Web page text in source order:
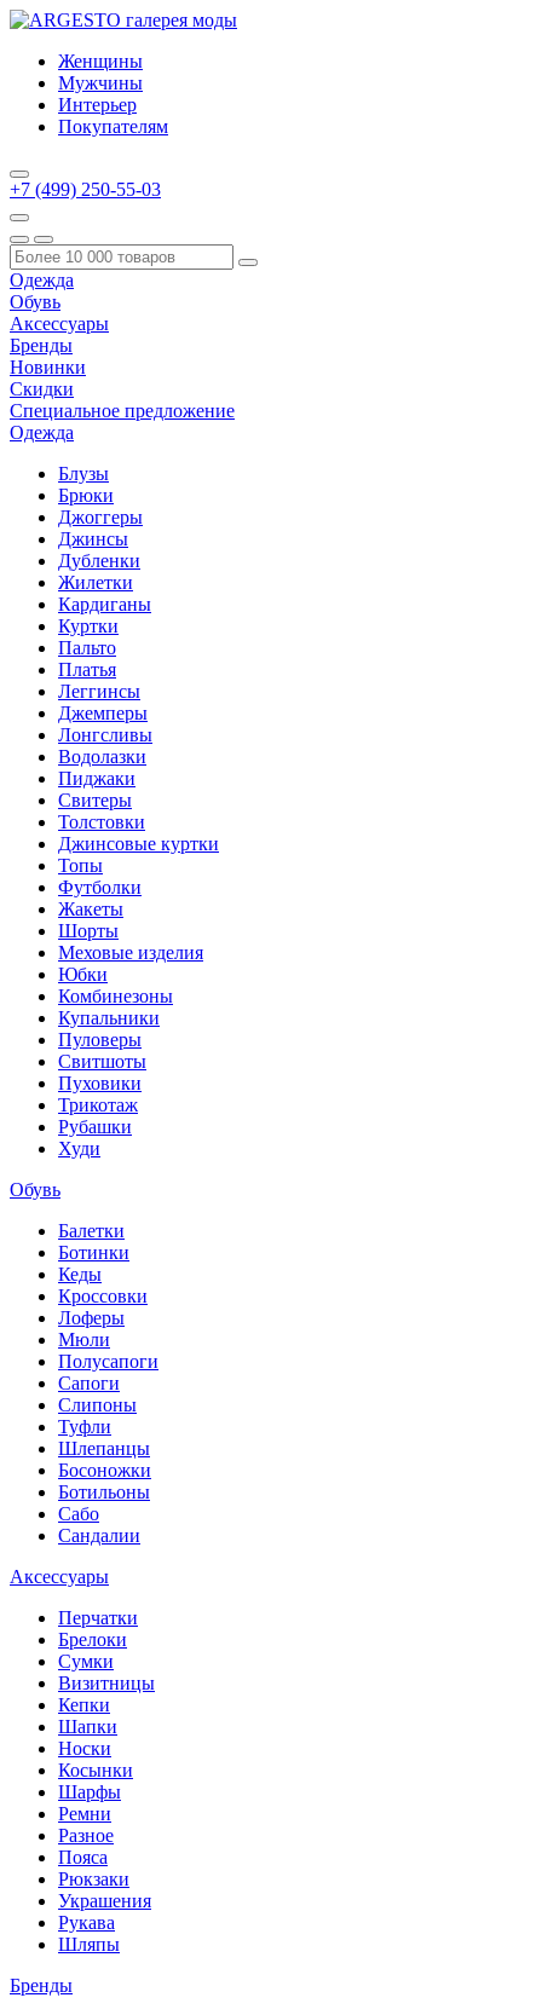
Женщины
Мужчины
Интерьер
Покупателям
+7 (499) 250-55-03
Одежда
Обувь
Аксессуары
Бренды
Новинки
Скидки
Специальное предложение
Одежда
Блузы
Брюки
Джоггеры
Джинсы
Дубленки
Жилетки
Кардиганы
Куртки
Пальто
Платья
Леггинсы
Джемперы
Лонгсливы
Водолазки
Пиджаки
Свитеры
Толстовки
Джинсовые куртки
Топы
Футболки
Жакеты
Шорты
Меховые изделия
Юбки
Комбинезоны
Купальники
Пуловеры
Свитшоты
Пуховики
Трикотаж
Рубашки
Худи
Обувь
Балетки
Ботинки
Кеды
Кроссовки
Лоферы
Мюли
Полусапоги
Сапоги
Слипоны
Туфли
Шлепанцы
Босоножки
Ботильоны
Сабо
Сандалии
Аксессуары
Перчатки
Брелоки
Сумки
Визитницы
Кепки
Шапки
Носки
Косынки
Шарфы
Ремни
Разное
Пояса
Рюкзаки
Украшения
Рукава
Шляпы
Бренды